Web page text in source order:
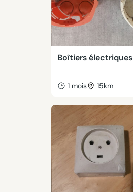
Boîtiers électriques
1 mois 15km